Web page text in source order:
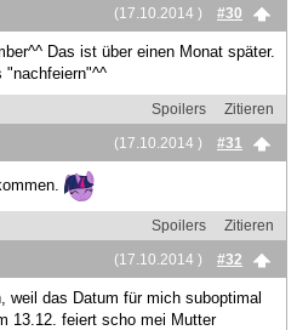
(17.10.2014 )
#30
Das ist über einen Monat später.
"nachfeiern"^^
Spoilers
Zitieren
(17.10.2014 )
#31
Spoilers
Zitieren
(17.10.2014 )
#32
weil das Datum für mich suboptimal
13.12. feiert scho mei Mutter